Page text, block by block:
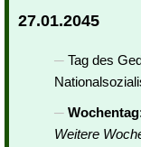
27.01.2045
Tag des
Wochentag
Weitere